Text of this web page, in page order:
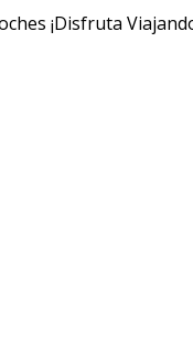
¡Disfruta